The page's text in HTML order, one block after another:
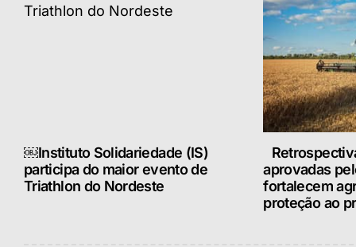
￼Instituto Solidariedade (IS)
participa do maior evento de
Triathlon do Nordeste
aprovadas
fortalecem
proteção ao